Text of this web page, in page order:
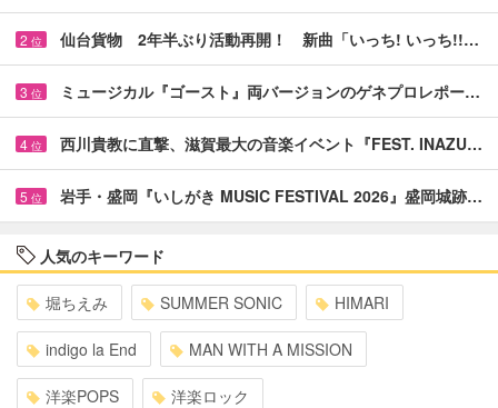
2 位 仙台貨物 2年半ぶり活動再開！ 新曲「いっち! いっち!!…
3 位 ミュージカル『ゴースト』両バージョンのゲネプロレポー…
4 位 西川貴教に直撃、滋賀最大の音楽イベント『FEST. INAZU…
5 位 岩手・盛岡『いしがき MUSIC FESTIVAL 2026』盛岡城跡…
人気のキーワード
堀ちえみ SUMMER SONIC HIMARI
indigo la End MAN WITH A MISSION
洋楽POPS 洋楽ロック